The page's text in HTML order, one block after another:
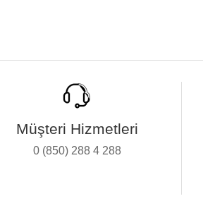
Müşteri Hizmetleri
0 (850) 288 4 288